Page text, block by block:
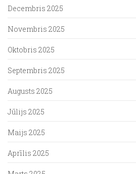
Decembris 2025
Novembris 2025
Oktobris 2025
Septembris 2025
Augusts 2025
Jūlijs 2025
Maijs 2025
Aprīlis 2025